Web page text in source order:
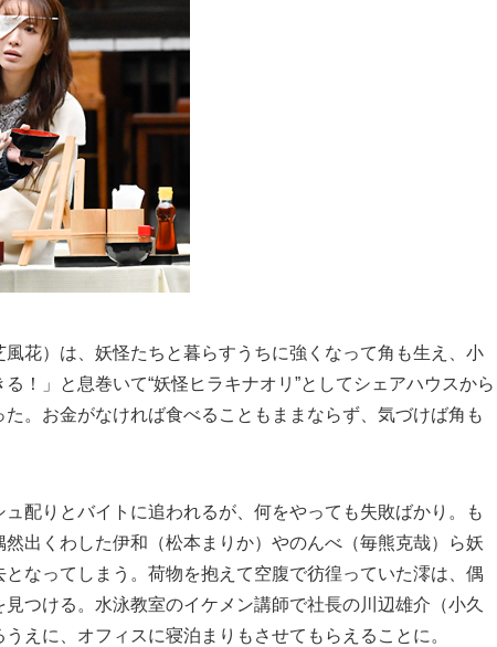
花）は、妖怪たちと暮らすうちに強くなって角も生え、小
！」と息巻いて“妖怪ヒラキナオリ”としてシェアハウスから
。お金がなければ食べることもままならず、気づけば角も
配りとバイトに追われるが、何をやっても失敗ばかり。も
出くわした伊和（松本まりか）やのんべ（毎熊克哉）ら妖
なってしまう。荷物を抱えて空腹で彷徨っていた澪は、偶
つける。水泳教室のイケメン講師で社長の川辺雄介（小久
えに、オフィスに寝泊まりもさせてもらえることに。